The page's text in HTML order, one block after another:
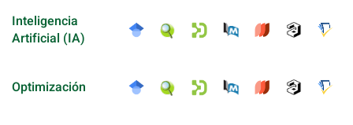
Inteligencia
Artificial (IA)
Optimización